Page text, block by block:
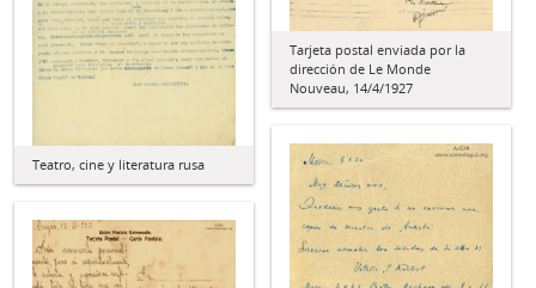
Teatro, cine y literatura rusa
Tarjeta postal enviada por la
dirección de Le Monde
Nouveau, 14/4/1927